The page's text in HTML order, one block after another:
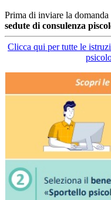
Prima di inviare la domanda
sedute di consulenza
Clicca qui per tutte le